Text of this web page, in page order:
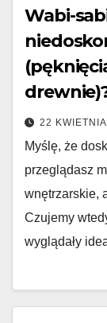
Wabi-
22
Myślę, że
przeglądasz
wnętrzarskie,
Czujemy
wyglądały